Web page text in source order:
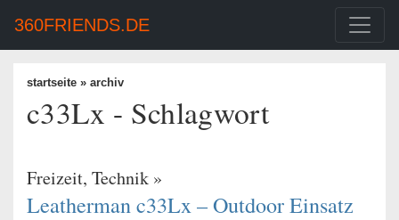
360FRIENDS.DE
startseite » archiv
c33Lx - Schlagwort
Freizeit, Technik »
Leatherman c33Lx – Outdoor Einsatz